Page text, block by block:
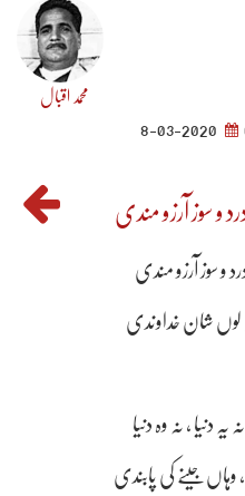
محمد اقبال
8-03-2020
و سوز آرزو مندی
و سوز آرزو مندی
لوں شان خداوندی
دنیا ، نہ وہ دنیا
جینے کی پابندی